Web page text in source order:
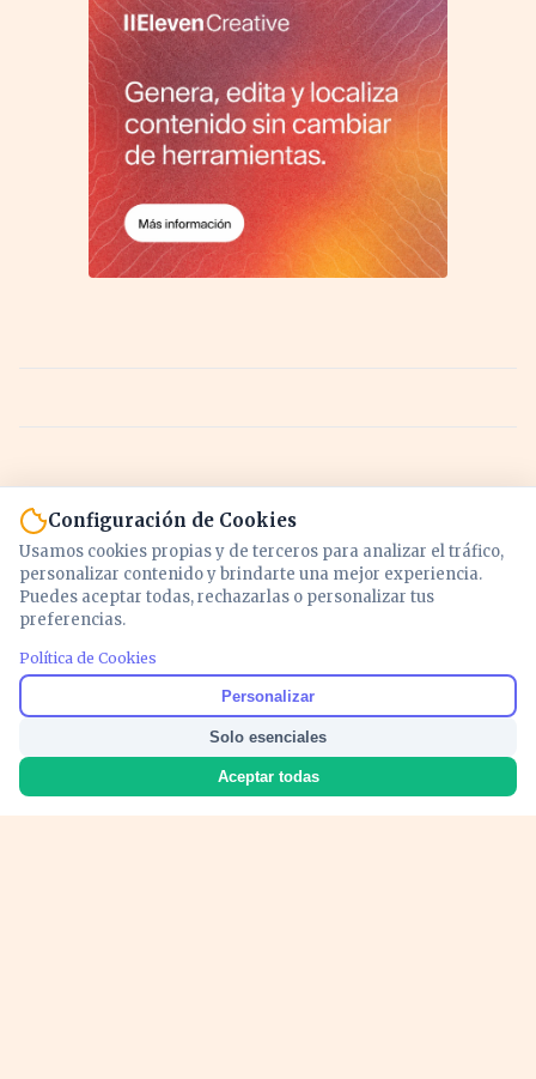
Noticias y análisis de economía, mercados,
inversión y política. Información actualizada
para entender lo que mueve tu dinero y tu
país.
Configuración de Cookies
Usamos cookies propias y de terceros para analizar el tráfico,
personalizar contenido y brindarte una mejor experiencia.
Puedes aceptar todas, rechazarlas o personalizar tus
preferencias.
Política de Cookies
Personalizar
Solo esenciales
Aceptar todas